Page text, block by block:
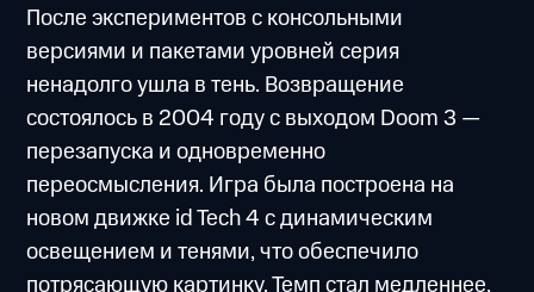
После экспериментов с консольными
версиями и пакетами уровней серия
ненадолго ушла в тень. Возвращение
состоялось в 2004 году с выходом Doom 3 —
перезапуска и одновременно
переосмысления. Игра была построена на
новом движке id Tech 4 с динамическим
освещением и тенями, что обеспечило
потрясающую картинку. Темп стал медленнее,